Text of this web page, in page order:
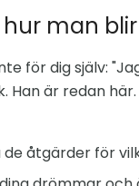
hur man
för dig själv:
Han är redan
åtgärder för